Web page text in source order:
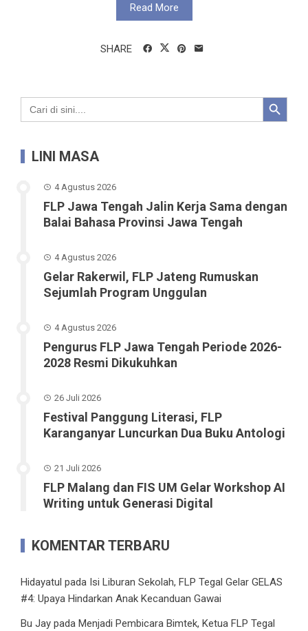
Read More
SHARE
Search
for:
Search Button
LINI MASA
4 Agustus 2026
FLP Jawa Tengah Jalin Kerja Sama dengan
Balai Bahasa Provinsi Jawa Tengah
4 Agustus 2026
Gelar Rakerwil, FLP Jateng Rumuskan
Sejumlah Program Unggulan
4 Agustus 2026
Pengurus FLP Jawa Tengah Periode 2026-
2028 Resmi Dikukuhkan
26 Juli 2026
Festival Panggung Literasi, FLP
Karanganyar Luncurkan Dua Buku Antologi
21 Juli 2026
FLP Malang dan FIS UM Gelar Workshop AI
Writing untuk Generasi Digital
KOMENTAR TERBARU
Hidayatul pada Isi Liburan Sekolah, FLP Tegal Gelar GELAS
#4: Upaya Hindarkan Anak Kecanduan Gawai
Bu Jay pada Menjadi Pembicara Bimtek, Ketua FLP Tegal